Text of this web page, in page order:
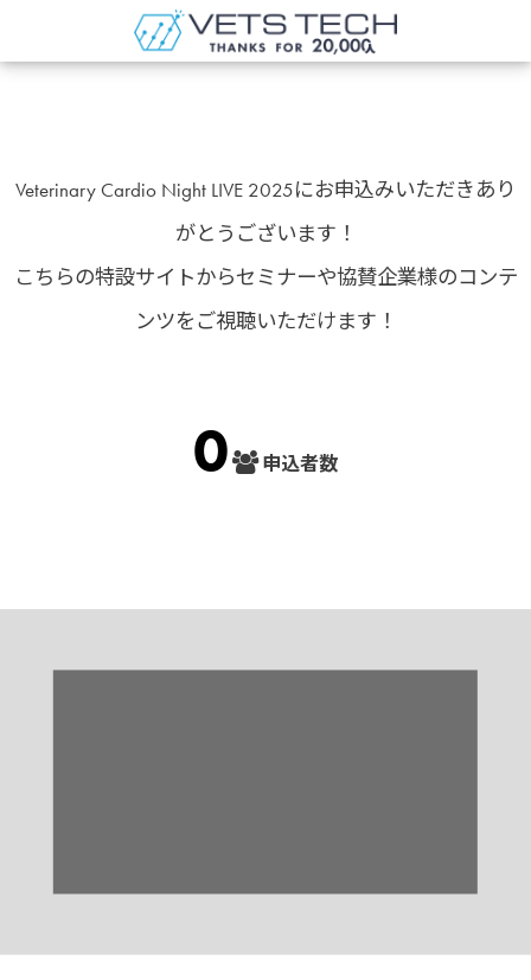
Veterinary Cardio Night LIVE 2025にお申込みいただきあり
がとうございます！
こちらの特設サイトからセミナーや協賛企業様のコンテ
ンツをご視聴いただけます！
0 申込者数